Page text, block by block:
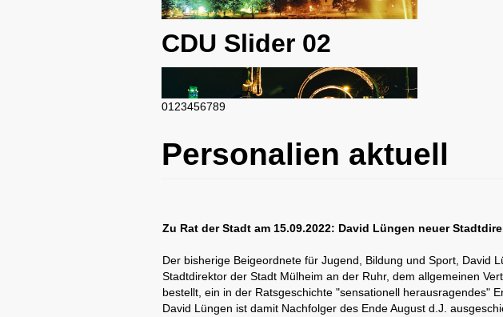
CDU Slider 02
CDU Slider 03
CDU Slider 04
01 23456789
Personalien aktuell
Zu Rat der Stadt am 15.09.2022: David Lüngen neuer
Der bisherige Beigeordnete für Jugend, Bildung und Sport, David
Stadtdirektor der Stadt Mülheim an der Ruhr, dem allgemeinen
bestellt, ein in der Ratsgeschichte "sensationell herausragendes"
David Lüngen ist damit Nachfolger des Ende August d.J.